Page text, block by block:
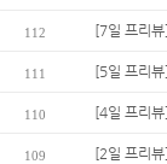
112 [7일 프리
111 [5일 프리
110 [4일 프리
109 [2일 프리